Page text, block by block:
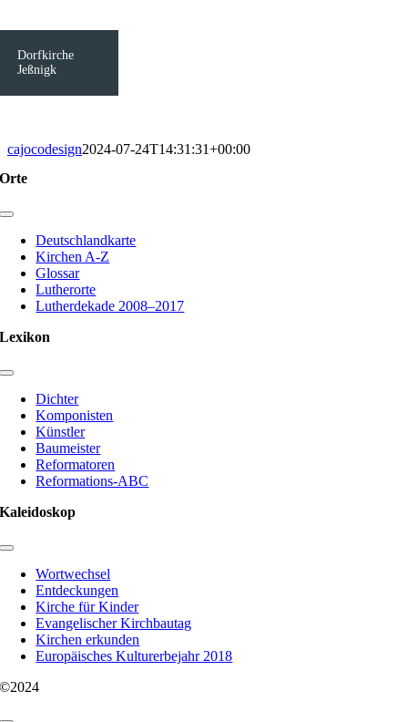
Dorfkirche
Jeßnigk
cajocodesign2024-07-24T14:31:31+00:00
Orte
Toggle
NavigationDeutschlandkarte
Kirchen A-Z
Glossar
Lutherorte
Lutherdekade 2008–2017
Lexikon
Toggle
Navigation
Dichter
Komponisten
Künstler
Baumeister
Reformatoren
Reformations-ABC
Kaleidoskop
Toggle
NavigationWortwechsel
Entdeckungen
Kirche für Kinder
Evangelischer Kirchbautag
Kirchen erkunden
Europäisches Kulturerbejahr 2018
©2024